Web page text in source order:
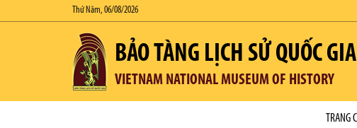
Thứ Năm, 06/08/2026
BẢO TÀNG LỊCH SỬ QUỐC GIA
VIETNAM NATIONAL MUSEUM OF HISTORY
TRANG